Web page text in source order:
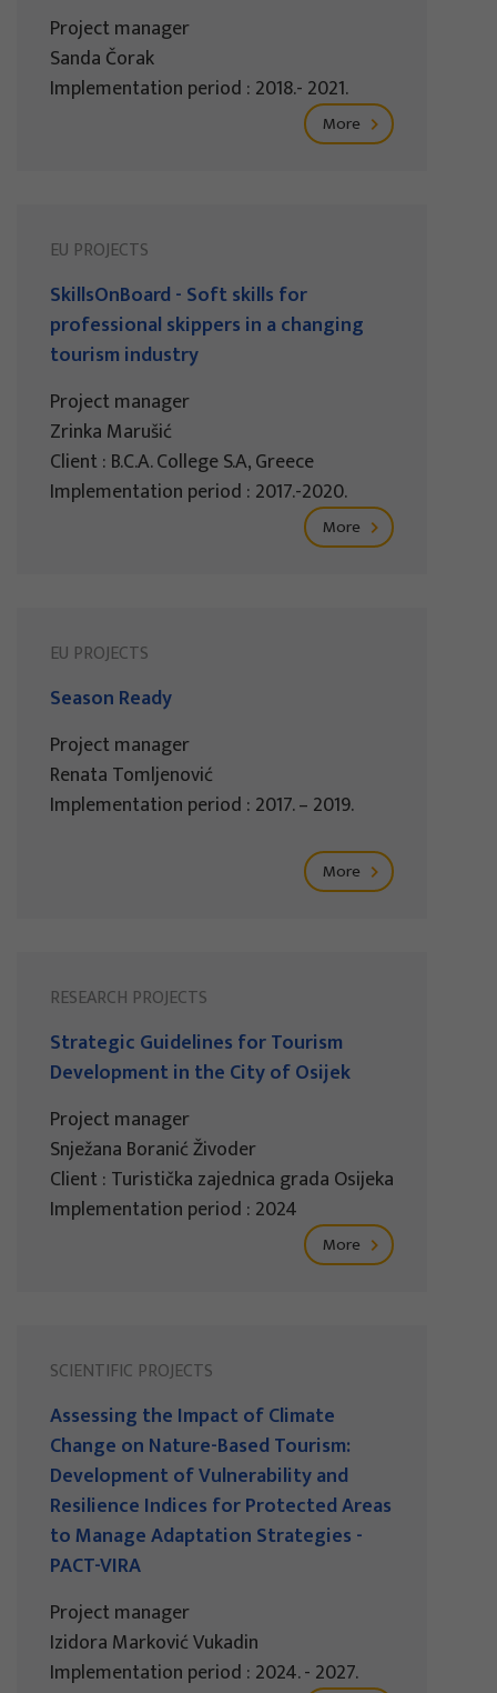
Project manager
Sanda Čorak
Implementation period : 2018.- 2021.
More
EU PROJECTS
SkillsOnBoard - Soft skills for
professional skippers in a changing
tourism industry
Project manager
Zrinka Marušić
Client : B.C.A. College S.A, Greece
Implementation period : 2017.-2020.
More
EU PROJECTS
Season Ready
Project manager
Renata Tomljenović
Implementation period : 2017. – 2019.
More
RESEARCH PROJECTS
Strategic Guidelines for Tourism
Development in the City of Osijek
Project manager
Snježana Boranić Živoder
Client : Turistička zajednica grada Osijeka
Implementation period : 2024
More
SCIENTIFIC PROJECTS
Assessing the Impact of Climate
Change on Nature-Based Tourism:
Development of Vulnerability and
Resilience Indices for Protected Areas
to Manage Adaptation Strategies -
PACT-VIRA
Project manager
Izidora Marković Vukadin
Implementation period : 2024. - 2027.